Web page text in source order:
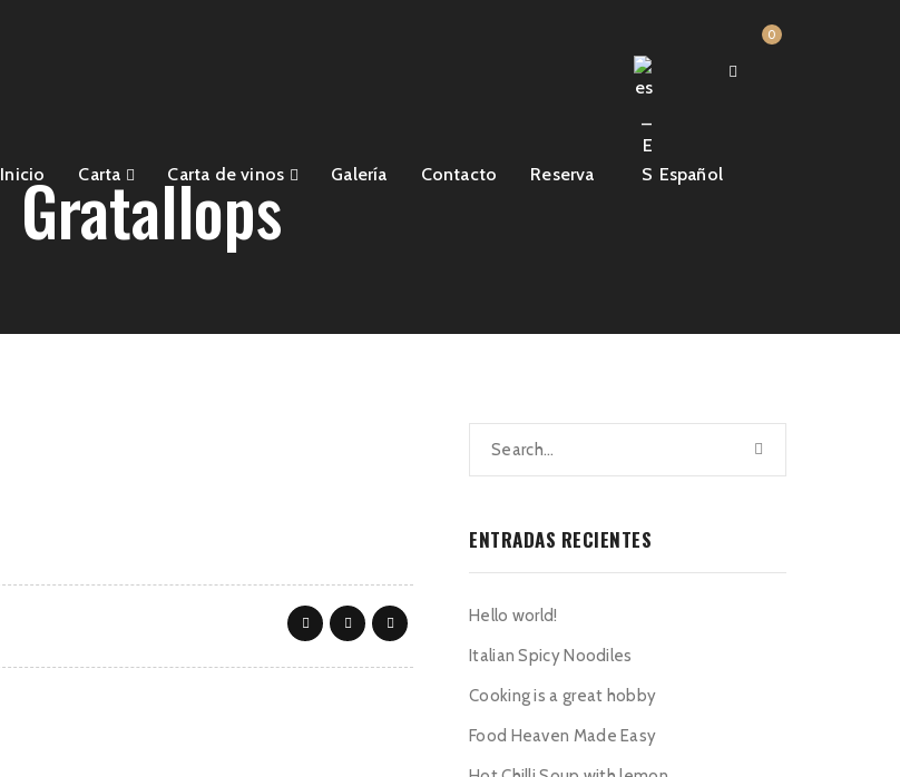
0
Inicio Carta Carta de vinos Galería Contacto Reserva Español
Gratallops
ENTRADAS RECIENTES
Hello world!
Italian Spicy Noodiles
Cooking is a great hobby
Food Heaven Made Easy